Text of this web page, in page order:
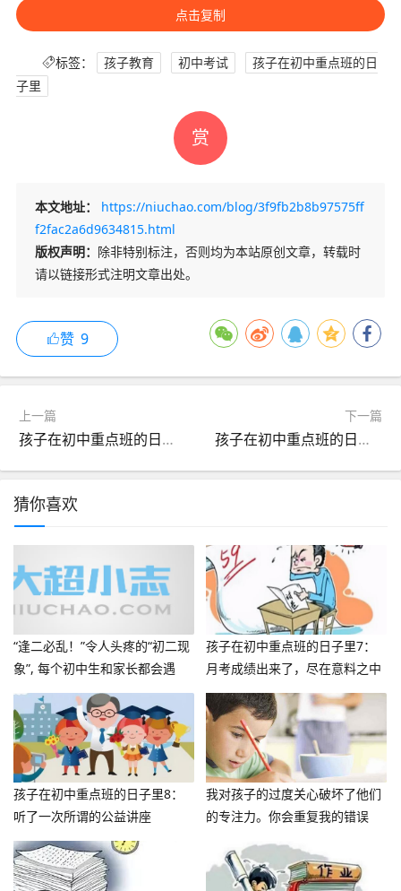
点击复制
标签： 孩子教育 初中考试
孩子在初中重点班的日
子里
赏
本文地址：
https://niuchao.com/blog/3f9fb2b8b97575ff
f2fac2a6d9634815.html
版权声明： 除非特别标注，否则均为本站原创文章，转载时
请以链接形式注明文章出处。
赞 9
上一篇
孩子在初中重点班的日子里6：迎来第一次月考
下一篇
孩子在初中重点班的日子里8：听了一次所谓的公益讲座
猜你喜欢
“逢​二必乱！”令人头疼的“初二现
象”, 每个初中生和家长都会遇
到！
孩子在初中重点班的日子里7：
月考成绩出来了，尽在意料之中
孩子在初中重点班的日子里8：
听了一次所谓的公益讲座
我对孩子的过度关心破坏了他们
的专注力。你会重复我的错误